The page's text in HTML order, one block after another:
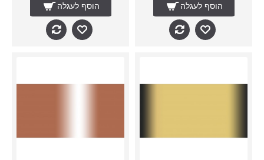
הוסף לעגלה הוסף לעגלה